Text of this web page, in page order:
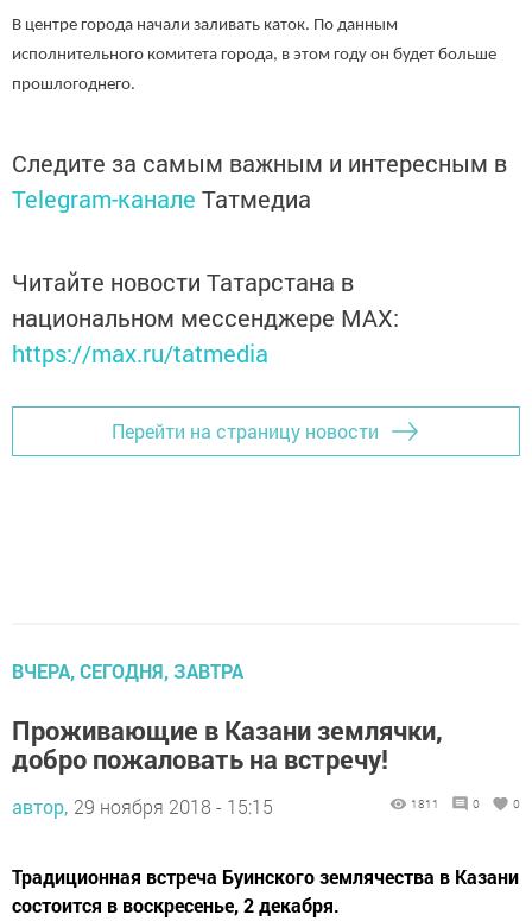
В центре города начали заливать каток. По данным
исполнительного комитета города, в этом году он будет больше
прошлогоднего.
Следите за самым важным и интересным в
Telegram-канале Татмедиа
Читайте новости Татарстана в
национальном мессенджере MАХ:
https://max.ru/tatmedia
Перейти на страницу новости
ВЧЕРА, СЕГОДНЯ, ЗАВТРА
Проживающие в Казани землячки,
добро пожаловать на встречу!
автор, 29 ноября 2018 - 15:15 1811 0 0
Традиционная встреча Буинского землячества в Казани
состоится в воскресенье, 2 декабря.